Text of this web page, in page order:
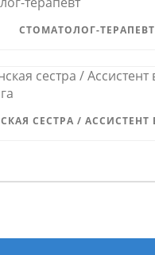
СТОМАТОЛОГ-ТЕРАПЕВТ